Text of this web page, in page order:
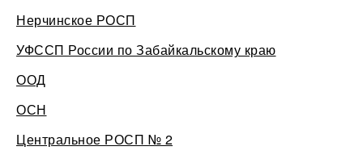
Нерчинское РОСП
УФССП России по Забайкальскому краю
ООД
ОСН
Центральное РОСП № 2